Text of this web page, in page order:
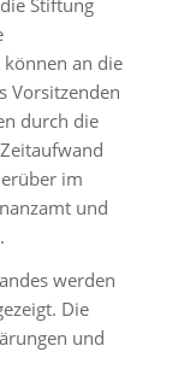
an die
Vorsitzenden
durch die
im
und
werden
Die
und